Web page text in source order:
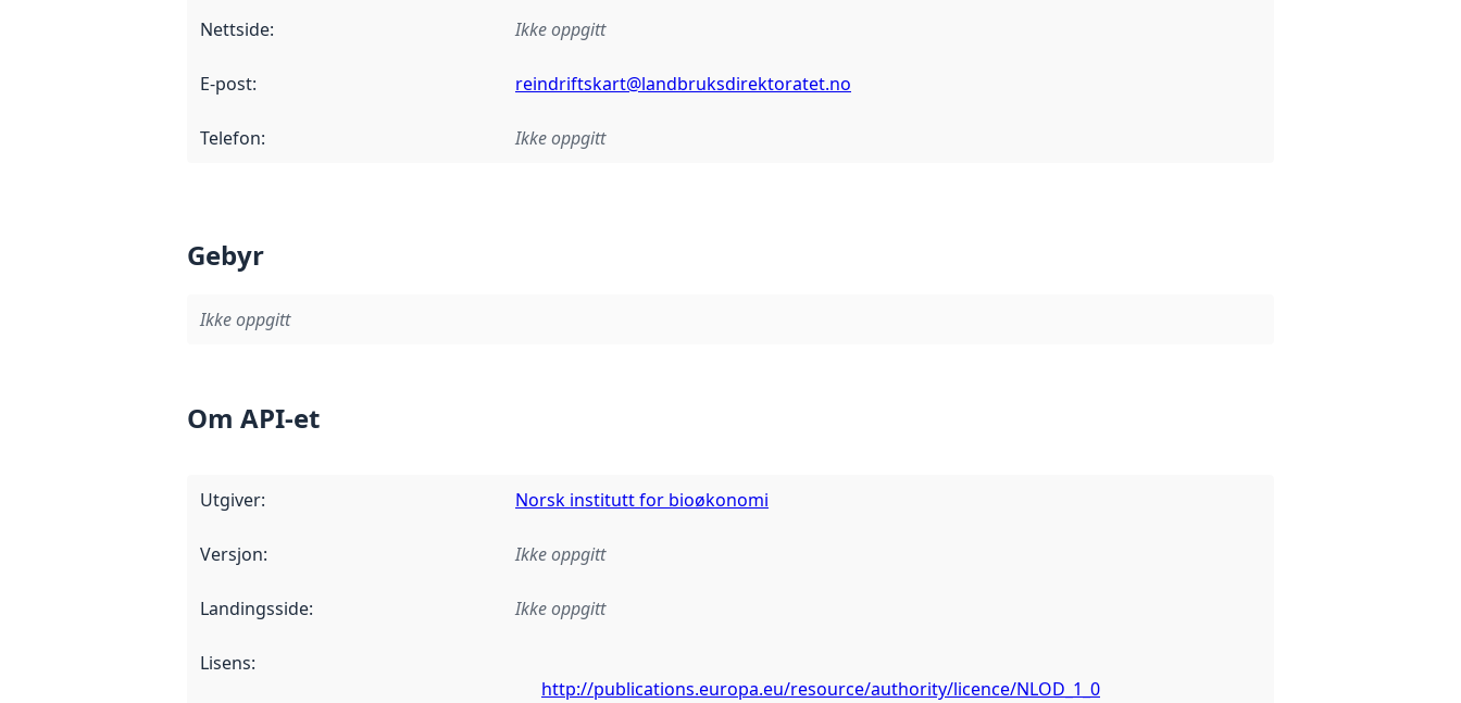
Nettside: Ikke oppgitt
E-post: reindriftskart@landbruksdirektoratet.no
Telefon: Ikke oppgitt
Gebyr
Ikke oppgitt
Om API-et
Utgiver: Norsk institutt for bioøkonomi
Versjon: Ikke oppgitt
Landingsside: Ikke oppgitt
Lisens:
http://publications.europa.eu/resource/authority/licence/NLOD_1_0